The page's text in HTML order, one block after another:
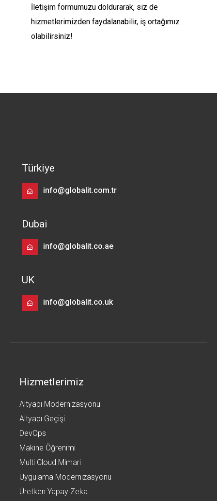
İletişim formumuzu doldurarak, siz de
hizmetlerimizden faydalanabilir, iş ortağımız
olabilirsiniz!
Türkiye
info@globalit.com.tr
Dubai
info@globalit.co.ae
UK
info@globalit.co.uk
Hizmetlerimiz
Altyapı Modernizasyonu
Altyapı Geçişi
DevOps
Makine Öğrenimi
Multi Cloud Mimari
Uygulama Modernizasyonu
Üretken Yapay Zeka